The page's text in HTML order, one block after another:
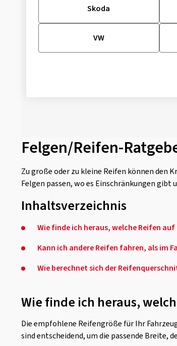
Skoda
VW
Felgen/Reifen-
Zu große oder zu kleine Reifen können den
Felgen passen, wo es Einschränkungen gibt
Inhaltsverzeichnis
Wie finde ich heraus, welche Reifen auf
Kann ich andere Reifen fahren, als im
Wie berechnet sich der
Wie finde ich heraus,
Die empfohlene Reifengröße für Ihr
sind entscheidend, um die passende Breite,